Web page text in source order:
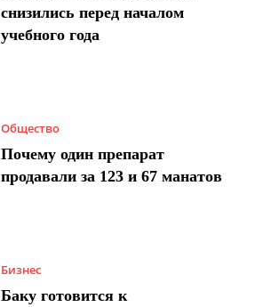
снизились перед началом
учебного года
Общество
Почему один препарат
продавали за 123 и 67 манатов
Бизнес
Баку готовится к